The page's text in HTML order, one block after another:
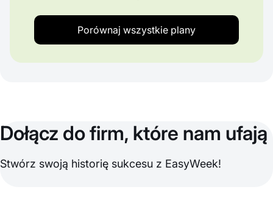
Porównaj wszystkie plany
Dołącz do firm, które nam ufają
Stwórz swoją historię sukcesu z EasyWeek!